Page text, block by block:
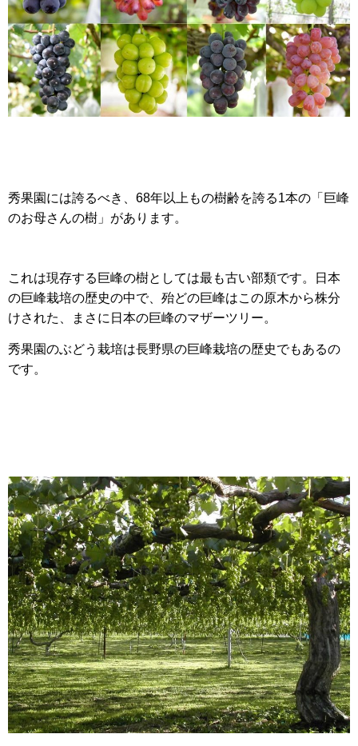
秀果園には誇るべき、68年以上もの樹齢を誇る1本の「巨峰
のお母さんの樹」があります。
これは現存する巨峰の樹としては最も古い部類です。日本
の巨峰栽培の歴史の中で、殆どの巨峰はこの原木から株分
けされた、まさに日本の巨峰のマザーツリー。
秀果園のぶどう栽培は長野県の巨峰栽培の歴史でもあるの
です。